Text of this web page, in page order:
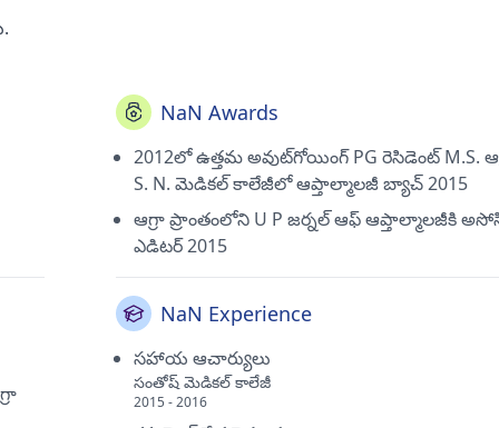
NaN Awards
2012లో ఉత్తమ అవుట్‌గోయింగ్ PG రెసిడెంట్ M.S.
S. N. మెడికల్ కాలేజీలో ఆప్తాల్మాలజీ బ్యాచ్ 2015
ఆగ్రా ప్రాంతంలోని U P జర్నల్ ఆఫ్ ఆప్తాల్మాలజీకి
ఎడిటర్ 2015
NaN Experience
సహాయ ఆచార్యులు
సంతోష్ మెడికల్ కాలేజీ
2015 - 2016